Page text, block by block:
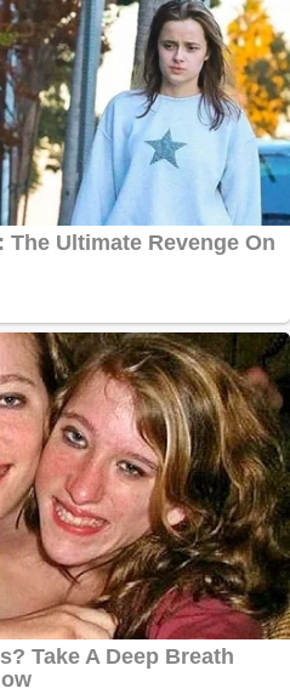
pentru
apare in
ziare
2
pentru
de